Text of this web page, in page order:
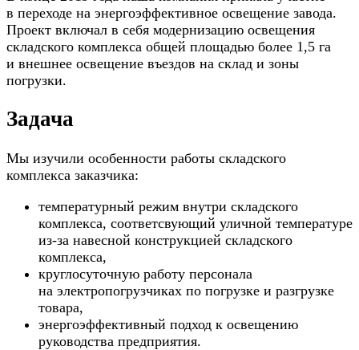
в переходе на энергоэффективное освещение завода.
Проект включал в себя модернизацию освещения
складского комплекса общей площадью более 1,5 га
и внешнее освещение въездов на склад и зоны
погрузки.
Задача
Мы изучили особенности работы складского
комплекса заказчика:
температурный режим внутри складского
комплекса, соответсвующий уличной температуре
из-за навесной конструкцией складского
комплекса,
круглосуточную работу персонала
на электропогрузчиках по погрузке и разгрузке
товара,
энергоэффективный подход к освещению
руководства предприятия.